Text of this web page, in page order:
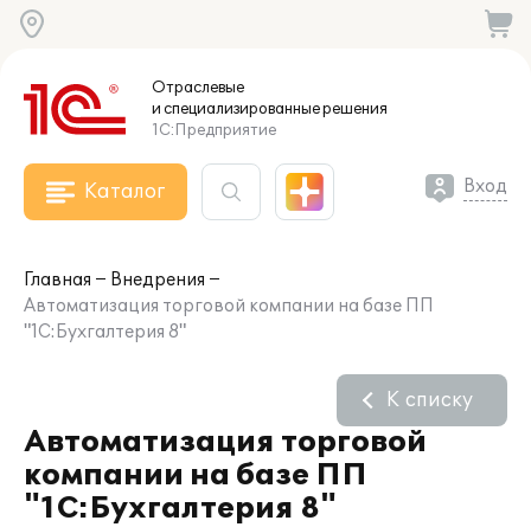
Отраслевые
и специализированныерешения
1С:Предприятие
Каталог Вход
Главная
Внедрения
Автоматизация торговой компании на базе ПП
"1С:Бухгалтерия 8"
Автоматизация торговой
компании на базе ПП
"1С:Бухгалтерия 8"
К списку